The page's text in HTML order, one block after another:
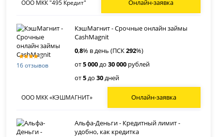
ООО МКК "495 Кредит" Онлайн-заявка
16 отзывов
КэшМагнит - Срочные онлайн займы
CashMagnit
0,8% в день (ПСК292%)
от5 000до30 000 рублей
от5до30дней
ООО МКК «КЭШМАГНИТ» Онлайн-заявка
Альфа-Деньги - Кредитный лимит -
удобно, как кредитка